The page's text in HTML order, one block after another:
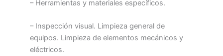
– Herramientas y materiales específicos.
– Inspección visual. Limpieza general de
equipos. Limpieza de elementos mecánicos y
eléctricos.